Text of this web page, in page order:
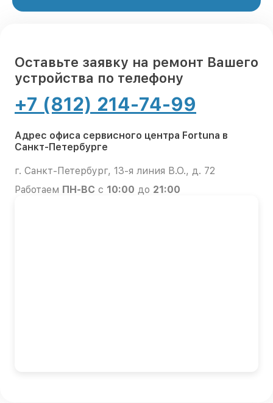
Оставьте заявку на ремонт Вашего
устройства по телефону
+7 (812) 214-74-99
Адрес офиса сервисного центра Fortuna в
Санкт-Петербурге
г. Санкт-Петербург, 13-я линия В.О., д. 72
Работаем ПН-ВС с 10:00 до 21:00